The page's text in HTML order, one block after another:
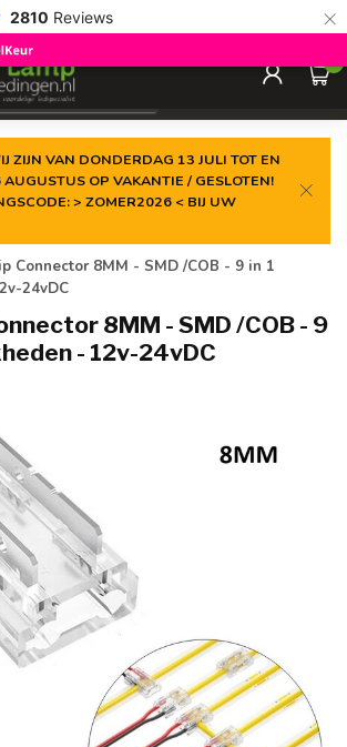
2810 Reviews ×
delaagste prijs
0
ZIJN VAN DONDERDAG 13 JULI TOT EN
OP VAKANTIE / GESLOTEN!
> ZOMER2026 < BIJ UW
Connector 8MM - SMD /COB - 9 in 1
24vDC
8MM - SMD /COB - 9
- 12v-24vDC